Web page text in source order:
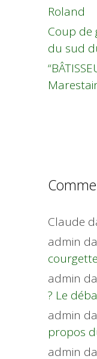
Roland
Coup de
du sud
Claude
admin
admin
? Le
admin
propos
admin